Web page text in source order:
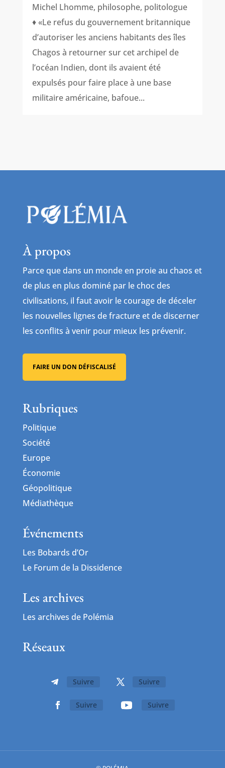
Michel Lhomme, philosophe, politologue
♦ «Le refus du gouvernement britannique
d’autoriser les anciens habitants des îles
Chagos à retourner sur cet archipel de
l’océan Indien, dont ils avaient été
expulsés pour faire place à une base
militaire américaine, bafoue...
À propos
Parce que dans un monde en proie au chaos et
de plus en plus dominé par le choc des
civilisations, il faut avoir le courage de déceler
les nouvelles lignes de fracture et de discerner
les conflits à venir pour mieux les prévenir.
FAIRE UN DON DÉFISCALISÉ
Rubriques
Politique
Société
Europe
Économie
Géopolitique
Médiathèque
Événements
Les Bobards d’Or
Le Forum de la Dissidence
Les archives
Les archives de Polémia
Réseaux
Suivre Suivre
Suivre Suivre